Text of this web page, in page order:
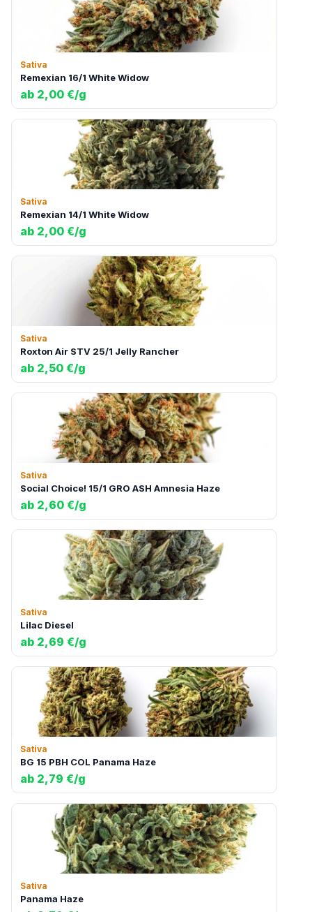
Sativa
Remexian 16/1 White Widow
ab 2,00 €/g
Sativa
Remexian 14/1 White Widow
ab 2,00 €/g
Sativa
Roxton Air STV 25/1 Jelly Rancher
ab 2,50 €/g
Sativa
Social Choice! 15/1 GRO ASH Amnesia Haze
ab 2,60 €/g
Sativa
Lilac Diesel
ab 2,69 €/g
Sativa
BG 15 PBH COL Panama Haze
ab 2,79 €/g
Sativa
Panama Haze